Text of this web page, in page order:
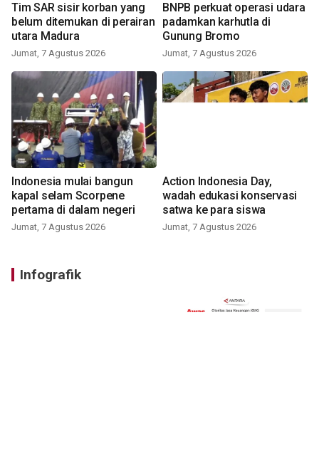
Tim SAR sisir korban yang
belum ditemukan di perairan
utara Madura
Jumat, 7 Agustus 2026
BNPB perkuat operasi udara
padamkan karhutla di
Gunung Bromo
Jumat, 7 Agustus 2026
Indonesia mulai bangun
kapal selam Scorpene
pertama di dalam negeri
Jumat, 7 Agustus 2026
Action Indonesia Day,
wadah edukasi konservasi
satwa ke para siswa
Jumat, 7 Agustus 2026
Infografik